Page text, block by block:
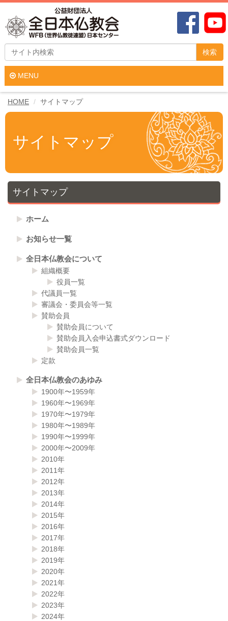
検索
MENU
HOME サイトマップ
サイトマップ
サイトマップ
ホーム
お知らせ一覧
全日本仏教会について
組織概要
役員一覧
代議員一覧
審議会・委員会等一覧
賛助会員
賛助会員について
賛助会員入会申込書式ダウンロード
賛助会員一覧
定款
全日本仏教会のあゆみ
1900年〜1959年
1960年〜1969年
1970年〜1979年
1980年〜1989年
1990年〜1999年
2000年〜2009年
2010年
2011年
2012年
2013年
2014年
2015年
2016年
2017年
2018年
2019年
2020年
2021年
2022年
2023年
2024年